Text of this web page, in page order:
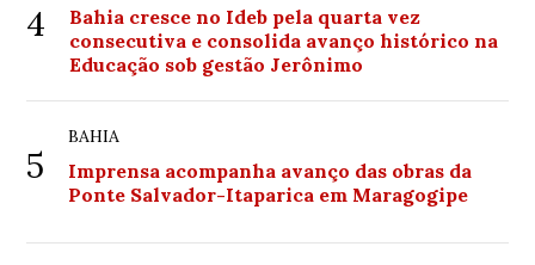
4
Bahia cresce no Ideb pela quarta vez
consecutiva e consolida avanço histórico na
Educação sob gestão Jerônimo
5
BAHIA
Imprensa acompanha avanço das obras da
Ponte Salvador-Itaparica em Maragogipe